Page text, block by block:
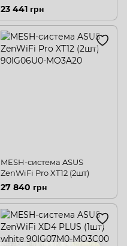
23 441 грн
MESH-система ASUS
ZenWiFi Pro XT12 (2шт)
27 840 грн